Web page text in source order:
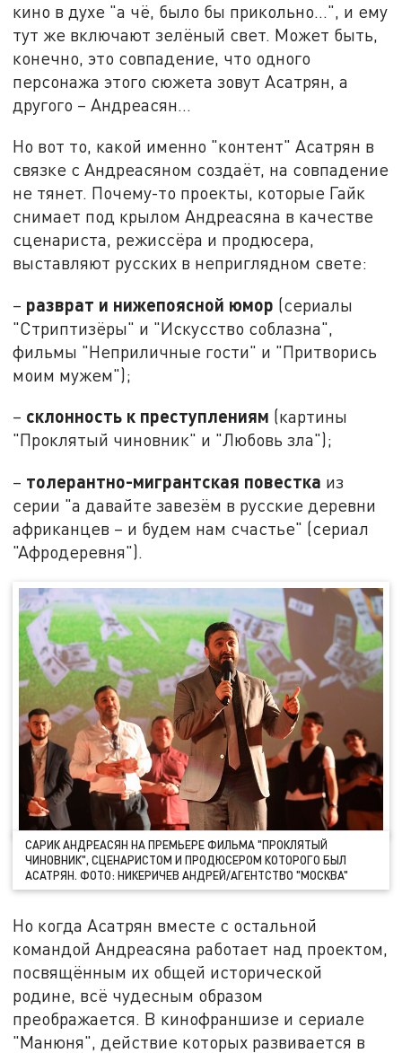
кино в духе "а чё, было бы прикольно…", и ему
тут же включают зелёный свет. Может быть,
конечно, это совпадение, что одного
персонажа этого сюжета зовут Асатрян, а
другого – Андреасян…
Но вот то, какой именно "контент" Асатрян в
связке с Андреасяном создаёт, на совпадение
не тянет. Почему-то проекты, которые Гайк
снимает под крылом Андреасяна в качестве
сценариста, режиссёра и продюсера,
выставляют русских в неприглядном свете:
– разврат и нижепоясной юмор (сериалы
"Стриптизёры" и "Искусство соблазна",
фильмы "Неприличные гости" и "Притворись
моим мужем");
– склонность к преступлениям (картины
"Проклятый чиновник" и "Любовь зла");
– толерантно-мигрантская повестка из
серии "а давайте завезём в русские деревни
африканцев – и будем нам счастье" (сериал
"Афродеревня").
САРИК АНДРЕАСЯН НА ПРЕМЬЕРЕ ФИЛЬМА "ПРОКЛЯТЫЙ
ЧИНОВНИК", СЦЕНАРИСТОМ И ПРОДЮСЕРОМ КОТОРОГО БЫЛ
АСАТРЯН. ФОТО: НИКЕРИЧЕВ АНДРЕЙ/АГЕНТСТВО "МОСКВА"
Но когда Асатрян вместе с остальной
командой Андреасяна работает над проектом,
посвящённым их общей исторической
родине, всё чудесным образом
преображается. В кинофраншизе и сериале
"Манюня", действие которых развивается в